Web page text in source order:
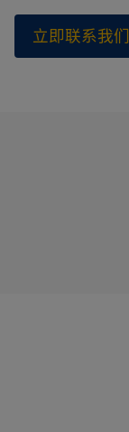
立即联系我们